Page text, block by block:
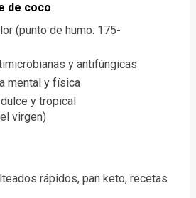
de coco
(punto de humo: 175-
y antifúngicas
mental y física
y tropical
virgen)
rápidos, pan keto, recetas